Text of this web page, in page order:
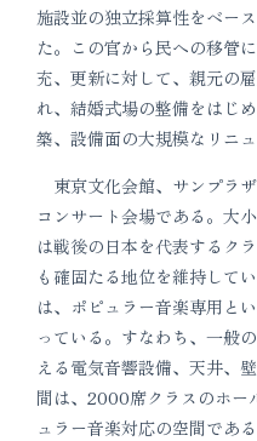
施設並の独立採算性をベー
た。この官から民への移管
充、更新に対して、親元の
れ、結婚式場の整備をはじ
築、設備面の大規模なリニ
東京文化会館、サンプラ
コンサート会場である。大
は戦後の日本を代表するク
も確固たる地位を維持して
は、ポピュラー音楽専用と
っている。すなわち、一般
える電気音響設備、天井、
間は、2000席クラスのホー
ュラー音楽対応の空間であ